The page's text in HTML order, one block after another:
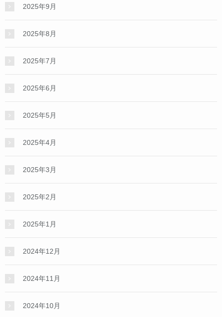
2025年9月
2025年8月
2025年7月
2025年6月
2025年5月
2025年4月
2025年3月
2025年2月
2025年1月
2024年12月
2024年11月
2024年10月